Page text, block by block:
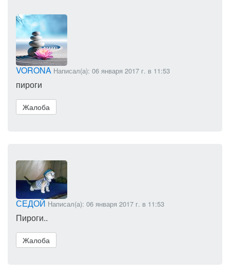
VORONA Написал(а): 06 января 2017 г. в 11:53
пироги
Жалоба
СЕДОЙ Написал(а): 06 января 2017 г. в 11:53
Пироги..
Жалоба